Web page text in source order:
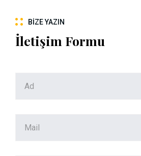
BIZE YAZIN
İletişim Formu